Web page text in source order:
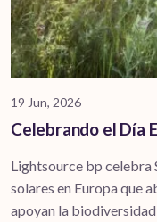
19 Jun, 2026
Celebrando el Día
Lightsource bp celebra
solares en Europa que
apoyan la